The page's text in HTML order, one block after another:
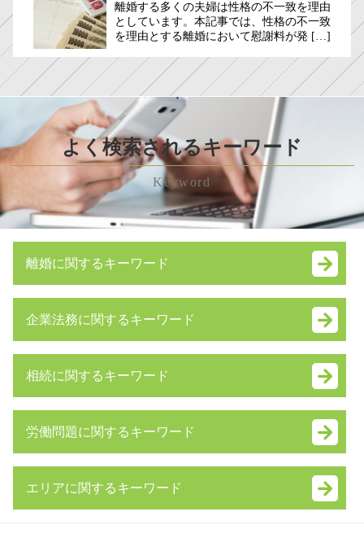
離婚する多くの夫婦は性格の不一致を理由
としています。本記事では、性格の不一致
を理由とする離婚において慰謝料が発 […]
よく検索されるキーワード
Keyword
離婚に関するキーワード
不妊 離婚
離婚 弁護士 費用
親権 放棄
離婚 期間
財産分与 とは
企業法務に関するキーワード
就業規則 とは
m&a メリット
株式交換 適格要件
相続に関するキーワード
遺留分侵害額請求権 時効
限定承認 手続き
労働問題に関するキーワード
労働問題 弁護士
エリアに関するキーワード